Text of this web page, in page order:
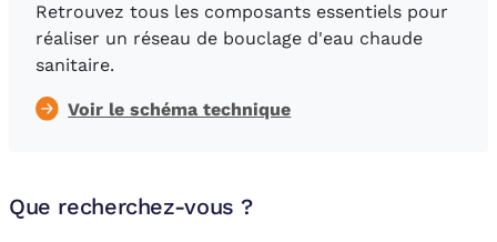
Retrouvez tous les composants essentiels pour
réaliser un réseau de bouclage d'eau chaude
sanitaire.
Voir le schéma technique
Que recherchez-vous ?